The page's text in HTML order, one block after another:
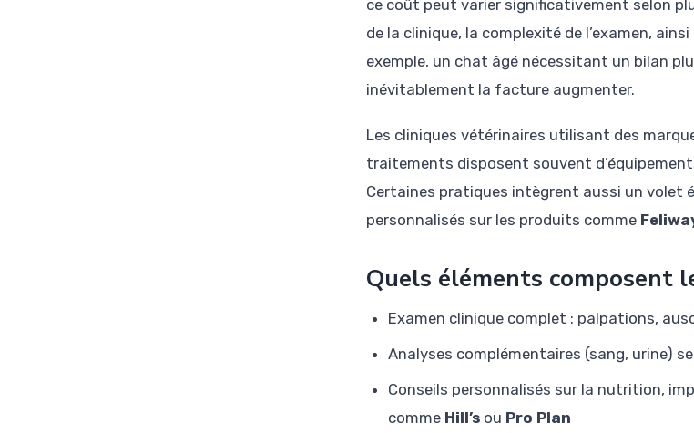
ce coût peut varier significativement selon
de la clinique, la complexité de l’examen,
exemple, un chat âgé nécessitant un bilan
inévitablement la facture augmenter.
Les cliniques vétérinaires utilisant des
traitements disposent souvent
Certaines pratiques intègrent aussi un volet
personnalisés sur les produits comme
Quels éléments composent
Examen clinique complet : palpations,
Analyses complémentaires (sang, urine)
Conseils personnalisés sur la nutrition,
comme Hill’s ou Pro Plan